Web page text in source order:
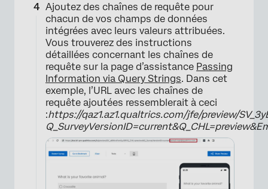
Ajoutez des chaînes de requête pour
chacun de vos champs de données
intégrées avec leurs valeurs attribuées.
Vous trouverez des instructions
détaillées concernant les chaînes de
requête sur la page d’assistance Passing
Information via Query Strings. Dans cet
exemple, l’URL avec les chaînes de
requête ajoutées ressemblerait à ceci
:https://qaz1.az1.qualtrics.com/jfe/preview/